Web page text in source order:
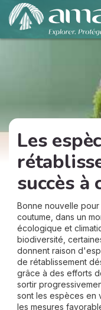
Les
succès à
Bonne nouvelle pour
coutume, dans un
écologique et
biodiversité,
donnent raison
de rétablissement
grâce à des efforts
sortir
sont les espèces en
les mesures